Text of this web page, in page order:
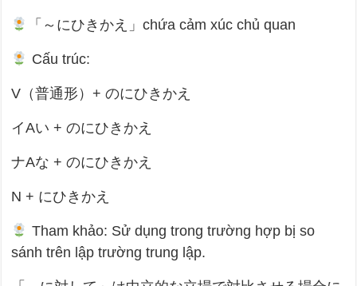
「～にひきかえ」chứa cảm xúc chủ quan
Cấu trúc:
V（普通形）+ のにひきかえ
イAい + のにひきかえ
ナAな + のにひきかえ
N + にひきかえ
Tham khảo: Sử dụng trong trường hợp bị so
sánh trên lập trường trung lập.